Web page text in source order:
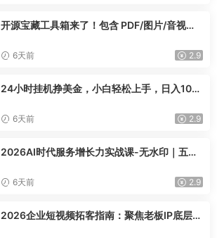
开源宝藏工具箱来了！包含 PDF/图片/音视频/
knit-desktop
6天前 2.9
24小时挂机挣美金，小白轻松上手，日入100
6天前 2.9
2026AI时代服务增长力实战课-无水印｜五力
卷实现长效业绩增长
6天前 2.9
2026企业短视频拓客指南：聚焦老板IP底层逻